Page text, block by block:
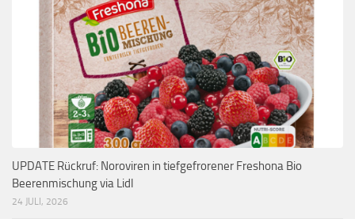
UPDATE Rückruf: Noroviren in tiefgefrorener Freshona Bio
Beerenmischung via Lidl
24 JULI, 2026